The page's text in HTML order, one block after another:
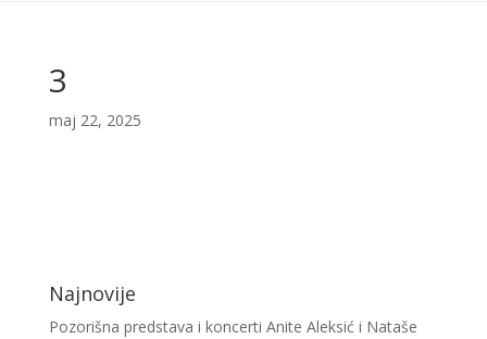
3
maj 22, 2025
Najnovije
Pozorišna predstava i koncerti Anite Aleksić i Nataše